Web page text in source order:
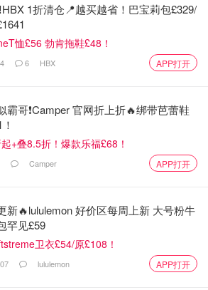
，是温带海洋性气候，不过由于其海拔
，夏季平均最高气温为20度左右，冬季
1折清仓📍越买越省！巴宝莉包£329/
恤£56 勃肯拖鞋£48！
6 HBX APP打开
霸哥❗️Camper 官网折上折🔥绑带芭蕾鞋
+叠8.5折！爆款乐福£68！
Camper APP打开
新🔥lululemon 好价区每周上新 大号粉牛
罕见£59
卫衣£54/原£108！
lululemon APP打开